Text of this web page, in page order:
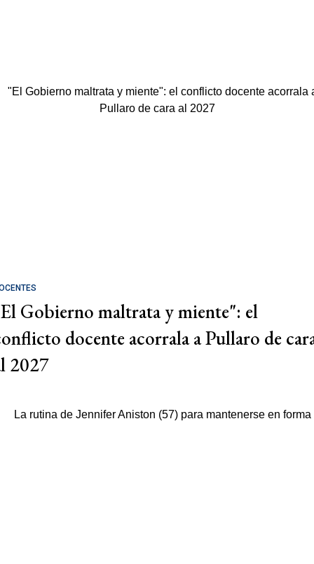
Gobierno maltrata y miente": el
docente acorrala a Pullaro de
2027